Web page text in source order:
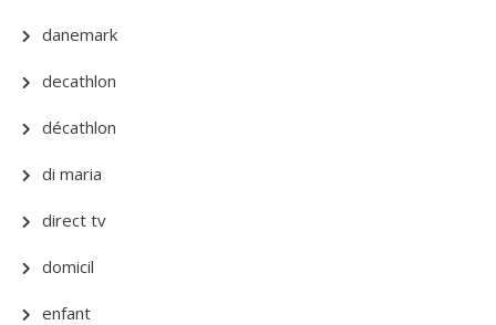
danemark
decathlon
décathlon
di maria
direct tv
domicil
enfant